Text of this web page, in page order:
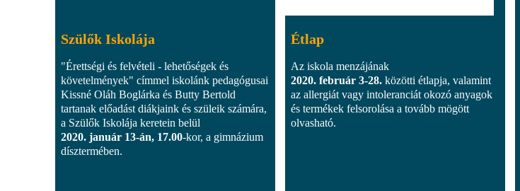
Szülők Iskolája
"Érettségi és felvételi - lehetőségek és
követelmények" címmel iskolánk pedagógusai
Kissné Oláh Boglárka és Butty Bertold
tartanak előadást diákjaink és szüleik számára,
a Szülők Iskolája keretein belül
2020. január 13-án, 17.00-kor, a gimnázium
dísztermében.
Étlap
Az iskola menzájának
2020. február 3-28. közötti étlapja, valamint
az allergiát vagy intoleranciát okozó anyagok
és termékek felsorolása a tovább mögött
olvasható.